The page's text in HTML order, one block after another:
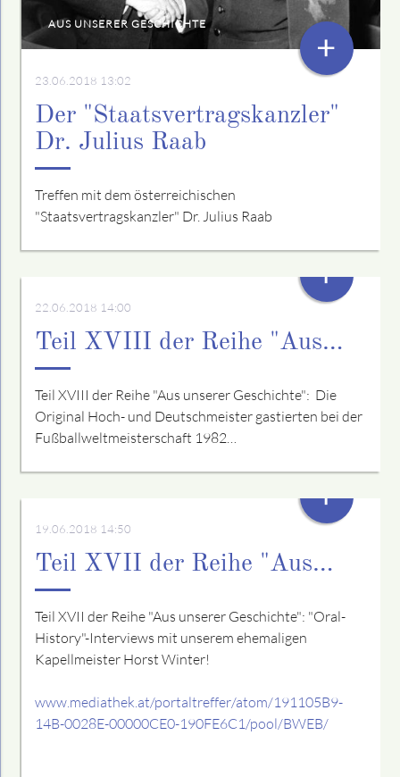
AUS UNSERER GESCHICHTE
23.06.2018 13:02
Der "Staatsvertragskanzler"
Dr. Julius Raab
Treffen mit dem österreichischen
"Staatsvertragskanzler" Dr. Julius Raab
+
22.06.2018 14:00
Teil XVIII der Reihe "Aus…
Teil XVIII der Reihe "Aus unserer Geschichte": Die
Original Hoch- und Deutschmeister gastierten bei der
Fußballweltmeisterschaft 1982…
+
19.06.2018 14:50
Teil XVII der Reihe "Aus…
Teil XVII der Reihe "Aus unserer Geschichte": "Oral-
History"-Interviews mit unserem ehemaligen
Kapellmeister Horst Winter!
www.mediathek.at/portaltreffer/atom/191105B9-
14B-0028E-00000CE0-190FE6C1/pool/BWEB/
+